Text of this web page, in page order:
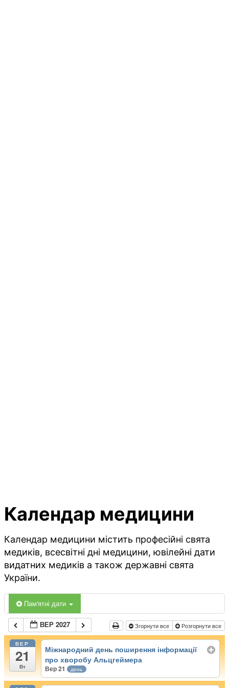
Календар медицини
Календар медицини містить професійні свята
медиків, всесвітні дні медицини, ювілейні дати
видатних медиків а також державні свята
України.
Пам'ятні дати
ВЕР 2027 Згорнути все Розгорнути все
ВЕР
21
Вт
Міжнародний день поширення інформації
про хворобу Альцгеймера
Вер 21 день